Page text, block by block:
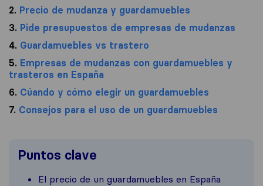
2. Precio de mudanza y guardamuebles
3. Pide presupuestos de empresas de mudanzas
4. Guardamuebles vs trastero
5. Empresas de mudanzas con guardamuebles y
trasteros en España
6. Cúando y cómo elegir un guardamuebles
7. Consejos para el uso de un guardamuebles
Puntos clave
El precio de un guardamuebles en España